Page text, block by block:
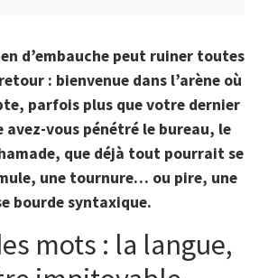
d’embauche peut ruiner toutes
: bienvenue dans l’arène où
parfois plus que votre dernier
avez-vous pénétré le bureau, le
que déjà tout pourrait se
une tournure… ou pire, une
bourde syntaxique.
mots : la langue,